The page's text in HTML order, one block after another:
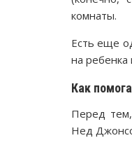
комнаты.
Есть еще
на ребенка
Как
Перед тем,
Нед